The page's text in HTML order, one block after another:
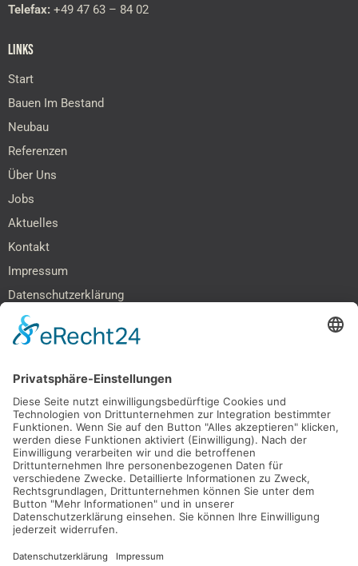
Telefax: +49 47 63 – 84 02
LINKS
Start
Bauen Im Bestand
Neubau
Referenzen
Über Uns
Jobs
Aktuelles
Kontakt
Impressum
Datenschutzerklärung
Barrierefreiheitserklärung